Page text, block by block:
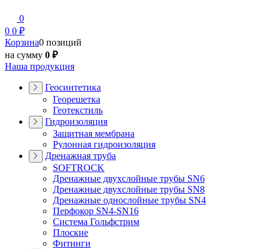
0
0 0 ₽
Корзина0 позиций
на сумму 0 ₽
Наша продукция
Геосинтетика
Георешетка
Геотекстиль
Гидроизоляция
Защитная мембрана
Рулонная гидроизоляция
Дренажная труба
SOFTROCK
Дренажные двухслойные трубы SN6
Дренажные двухслойные трубы SN8
Дренажные однослойные трубы SN4
Перфокор SN4-SN16
Система Гольфстрим
Плоские
Фитинги